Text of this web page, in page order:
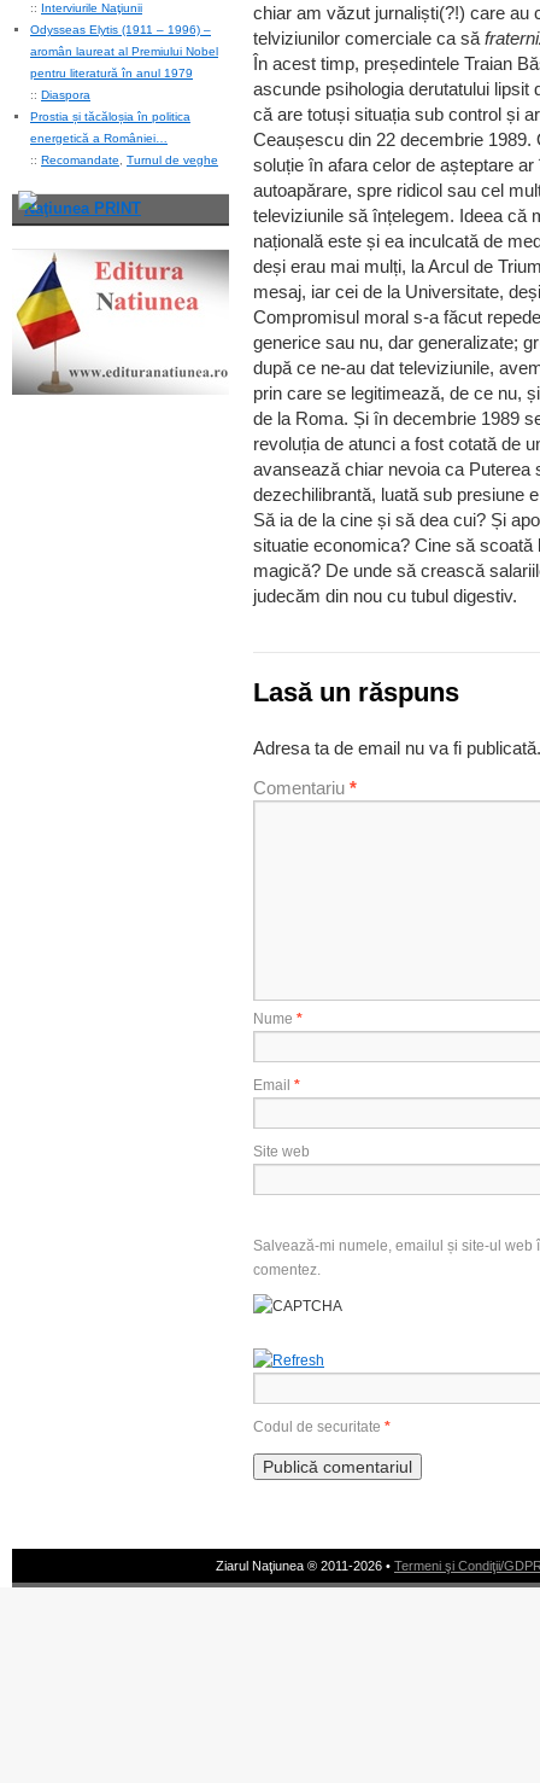
:: Interviurile Naţiunii
Odysseas Elytis (1911 – 1996) –
aromân laureat al Premiului Nobel
pentru literatură în anul 1979
:: Diaspora
Prostia și tăcăloșia în politica
energetică a României…
:: Recomandate Turnul de veghe
Naţiunea PRINT
chiar am văzut jurnaliști(?!) care au
telviziunilor comerciale ca să
În acest timp, președintele Traian
ascunde psihologia derutatului
că are totuși situația sub control și
Ceaușescu din 22 decembrie
soluție în afara celor de așteptare
autoapărare, spre ridicol sau cel
televiziunile să înțelegem. Ideea că
națională este și ea inculcată de
deși erau mai mulți, la Arcul de
mesaj, iar cei de la Universitate,
Compromisul moral s-a făcut
generice sau nu, dar generalizate;
după ce ne-au dat televiziunile,
prin care se legitimează, de ce nu,
de la Roma. Și în decembrie 1989
revoluția de atunci a fost cotată de
avansează chiar nevoia ca Puterea
dezechilibrantă, luată sub presiune
Să ia de la cine și să dea cui? Și
situatie economica? Cine să
magică? De unde să crească
judecăm din nou cu tubul digestiv.
Lasă un răspuns
Adresa ta de email nu va fi publicată.
Comentariu *
Nume *
Email *
Site web
Salvează-mi numele, emailul și site-ul
comentez.
Codul de securitate *
Ziarul Naţiunea ® 2011-2026 • Termeni şi Condiţii/